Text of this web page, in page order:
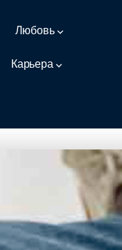
Любовь
Карьера